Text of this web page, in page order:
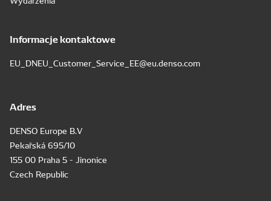
Informacje kontaktowe
EU_DNEU_Customer_Service_EE@eu.denso.com
Adres
DENSO Europe B.V
Pekařská 695/10
155 00 Praha 5 - Jinonice
Czech Republic